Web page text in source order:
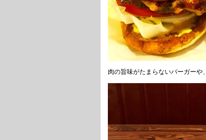
肉の旨味がたまらないバーガーや、